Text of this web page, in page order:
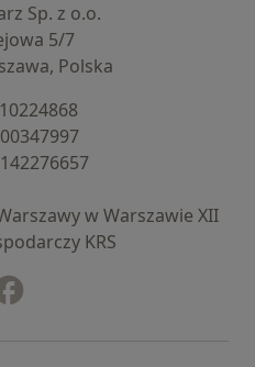
Sp. z o.o.
5/7
Polska
w Warszawie XII
KRS